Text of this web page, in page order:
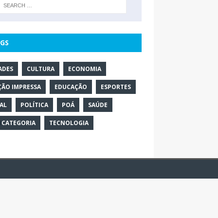
CULTURA ECONOMIA
IMPRESSA EDUCAÇÃO ESPORTES
POLÍTICA POÁ SAÚDE
CATEGORIA TECNOLOGIA